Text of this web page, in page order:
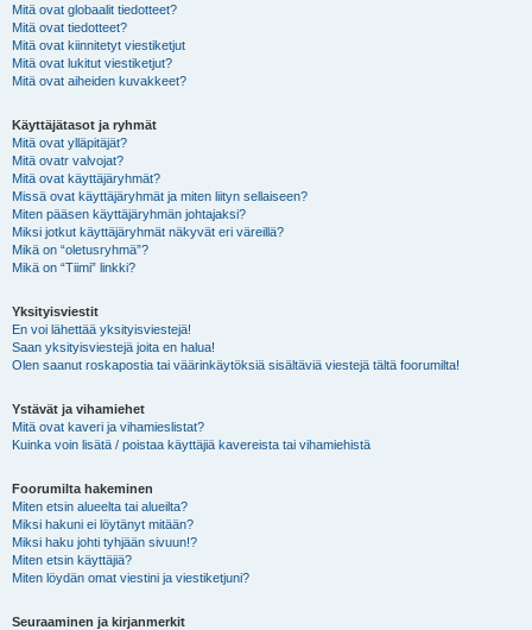
Mitä ovat globaalit tiedotteet?
Mitä ovat tiedotteet?
Mitä ovat kiinnitetyt viestiketjut
Mitä ovat lukitut viestiketjut?
Mitä ovat aiheiden kuvakkeet?
Käyttäjätasot ja ryhmät
Mitä ovat ylläpitäjät?
Mitä ovatr valvojat?
Mitä ovat käyttäjäryhmät?
Missä ovat käyttäjäryhmät ja miten liityn sellaiseen?
Miten pääsen käyttäjäryhmän johtajaksi?
Miksi jotkut käyttäjäryhmät näkyvät eri väreillä?
Mikä on “oletusryhmä”?
Mikä on “Tiimi” linkki?
Yksityisviestit
En voi lähettää yksityisviestejä!
Saan yksityisviestejä joita en halua!
Olen saanut roskapostia tai väärinkäytöksiä sisältäviä viestejä tältä foorumilta!
Ystävät ja vihamiehet
Mitä ovat kaveri ja vihamieslistat?
Kuinka voin lisätä / poistaa käyttäjiä kavereista tai vihamiehistä
Foorumilta hakeminen
Miten etsin alueelta tai alueilta?
Miksi hakuni ei löytänyt mitään?
Miksi haku johti tyhjään sivuun!?
Miten etsin käyttäjiä?
Miten löydän omat viestini ja viestiketjuni?
Seuraaminen ja kirjanmerkit